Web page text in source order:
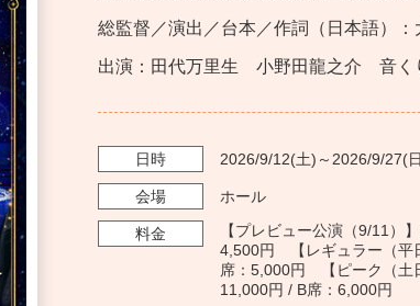
総監督／演出／台本／作詞（日本語）：
出演：田代万里生 小野田龍之介 音く
日時 2026/9/12(土)～ 2026/9/27(
会場 ホール
料金
【プレビュー公演（9/11）
4,500円 【レギュラー（平
席：5,000円 【ピーク（土
11,000円 / B席：6,000円